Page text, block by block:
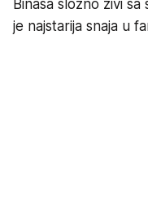
Binasa složno živi
je najstarija snaja u